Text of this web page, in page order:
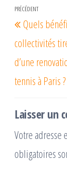
Navigation
de
l’article
Article
précédent
PRÉCÉDENT
Quels
collectivités
d’une
tennis à Paris ?
Laisser un
Votre adresse
obligatoires